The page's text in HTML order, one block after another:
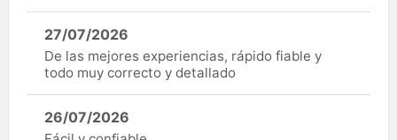
27/07/2026
De las mejores experiencias, rápido fiable y
todo muy correcto y detallado
26/07/2026